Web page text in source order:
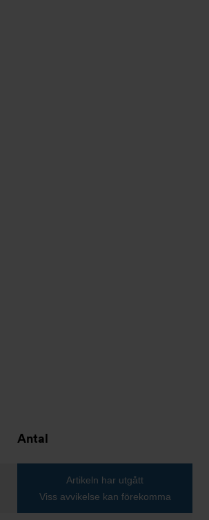
Antal
Artikeln har utgått
Viss avvikelse kan förekomma